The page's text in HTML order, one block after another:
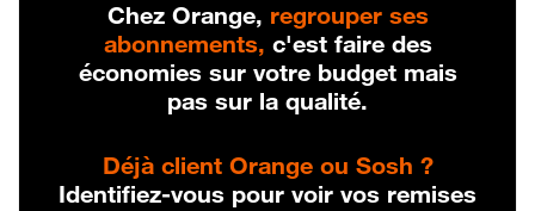
Chez Orange, regrouper ses
abonnements, c'est faire des
économies sur votre budget mais
pas sur la qualité.
Déjà client Orange ou Sosh ?
Identifiez-vous pour voir vos remises